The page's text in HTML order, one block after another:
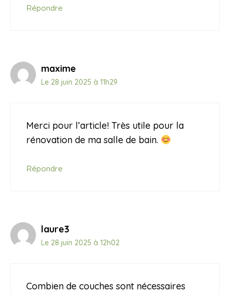
Répondre
maxime
Le 28 juin 2025 à 11h29
Merci pour l’article! Très utile pour la
rénovation de ma salle de bain.
Répondre
laure3
Le 28 juin 2025 à 12h02
Combien de couches sont nécessaires